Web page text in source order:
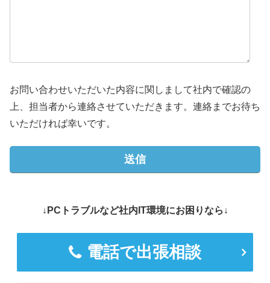
お問い合わせいただいた内容に関しまして社内で確認の
上、担当者から連絡させていただきます。連絡までお待ち
いただければ幸いです。
↓PCトラブルなど社内IT環境にお困りなら↓
電話で出張相談